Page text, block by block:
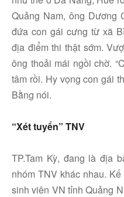
Quảng Nam, ông Dương
đứa con gái cưng từ xã
địa điểm thi thật sớm.
ông thoải mái ngồi chờ.
tâm rồi. Hy vọng con gái
Bằng nói.
“Xét tuyển” TNV
TP.Tam Kỳ, đang là địa
nhóm TNV khác nhau.
sinh viên VN tỉnh Quảng